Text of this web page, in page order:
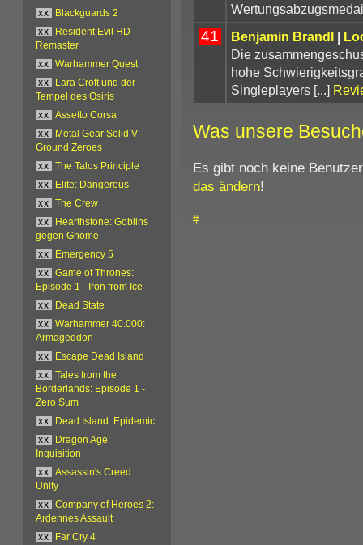
41 Benjamin Brandl|
Die
hohe
Singleplayers [...]
Was unsere
Es gibt noch keine
das ändern!
#
xx
Blackguards 2
xx
Resident Evil HD
Remaster
xx
Warhammer Quest
xx
Lara Croft und der
Tempel des Osiris
xx
Assetto Corsa
xx
Metal Gear Solid V:
Ground Zeroes
xx
The Talos Principle
xx
Elite: Dangerous
xx
The Crew
xx
Hearthstone: Goblins
gegen Gnome
xx
Emergency 5
xx
Game of Thrones:
Episode 1 - Iron from Ice
xx
Dead State
xx
Warhammer 40.000:
Armageddon
xx
Escape Dead Island
xx
Tales from the
Borderlands: Episode 1 -
Zero Sum
xx
Dead Island: Epidemic
xx
Dragon Age:
Inquisition
xx
Assassin's Creed:
Unity
xx
Company of Heroes 2:
Ardennes Assault
xx
Far Cry 4